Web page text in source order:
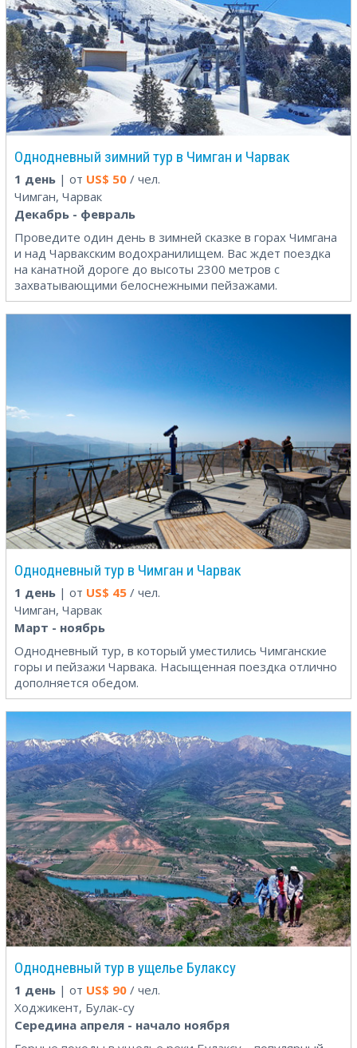
Однодневный зимний тур в Чимган и Чарвак
1 день | от US$ 50 / чел.
Чимган, Чарвак
Декабрь - февраль
Проведите один день в зимней сказке в горах Чимгана
и над Чарвакским водохранилищем. Вас ждет поездка
на канатной дороге до высоты 2300 метров с
захватывающими белоснежными пейзажами.
Однодневный тур в Чимган и Чарвак
1 день | от US$ 45 / чел.
Чимган, Чарвак
Март - ноябрь
Однодневный тур, в который уместились Чимганские
горы и пейзажи Чарвака. Насыщенная поездка отлично
дополняется обедом.
Однодневный тур в ущелье Булаксу
1 день | от US$ 90 / чел.
Ходжикент, Булак-су
Середина апреля - начало ноября